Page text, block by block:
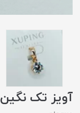
آویز تک